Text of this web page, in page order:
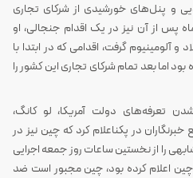
و پنل‌های خورشیدی از شرکای تجاری
پس از آن نیز در یک اقدام جنجالی، او
آلومینیوم گرفت، اقدامی که در ابتدا با
اما بعد تمام شرکای تجاری این کشور را
تعرفه‌های دولت آمریکا، لو کانگ،
در پکناعلام کرد که چین نیز در
را از نخستین ساعات روز جمعه اجرایی
چین اعلام کرده بود، چین مجبور است ضد